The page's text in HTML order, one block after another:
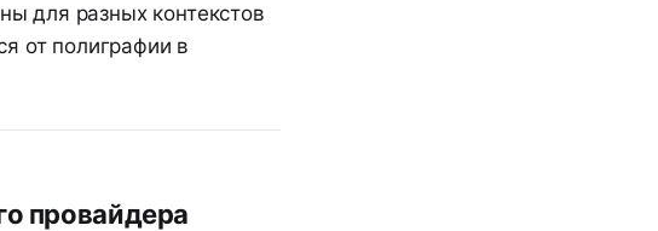
для разных контекстов
от полиграфии в
провайдера